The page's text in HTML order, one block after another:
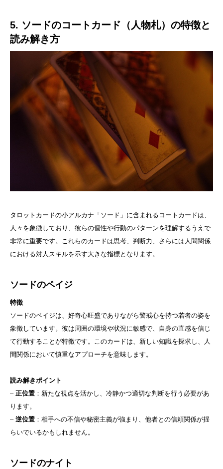
5. ソードのコートカード（人物札）の特徴と
読み解き方
タロットカードの小アルカナ「ソード」に含まれるコートカードは、
人々を象徴しており、彼らの個性や行動のパターンを理解するうえで
非常に重要です。これらのカードは思考、判断力、さらには人間関係
における対人スキルを示す大きな指標となります。
ソードのペイジ
特徴
ソードのペイジは、好奇心旺盛でありながら警戒心を持つ若者の姿を
象徴しています。彼は周囲の環境や状況に敏感で、自身の直感を信じ
て行動することが特徴です。このカードは、新しい知識を探求し、人
間関係において慎重なアプローチを意味します。
読み解きポイント
– 正位置 ：新たな視点を活かし、冷静かつ適切な判断を行う必要があ
ります。
– 逆位置 ：相手への不信や秘密主義が強まり、他者との信頼関係が揺
らいでいるかもしれません。
ソードのナイト